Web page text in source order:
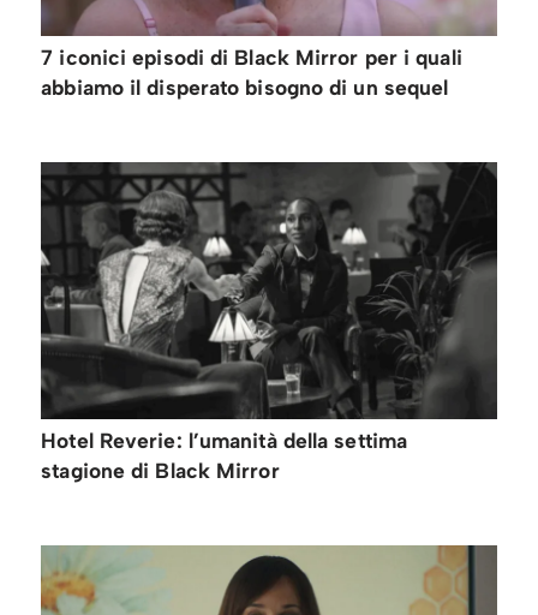
7 iconici episodi di Black Mirror per i quali
abbiamo il disperato bisogno di un sequel
Hotel Reverie: l’umanità della settima
stagione di Black Mirror